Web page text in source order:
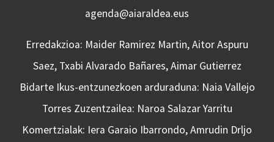
agenda@aiaraldea.eus
Erredakzioa: Maider Ramirez Martin, Aitor Aspuru
Saez, Txabi Alvarado Bañares, Aimar Gutierrez
Bidarte Ikus-entzunezkoen arduraduna: Naia Vallejo
Torres Zuzentzailea: Naroa Salazar Yarritu
Komertzialak: Iera Garaio Ibarrondo, Amrudin Drljo